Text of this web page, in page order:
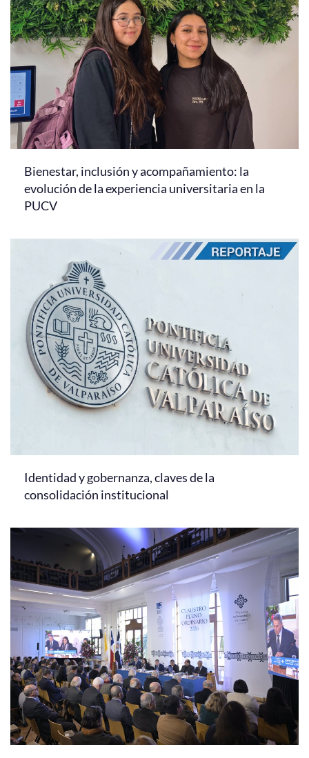
Bienestar, inclusión y acompañamiento: la
evolución de la experiencia universitaria en la
PUCV
Identidad y gobernanza, claves de la
consolidación institucional